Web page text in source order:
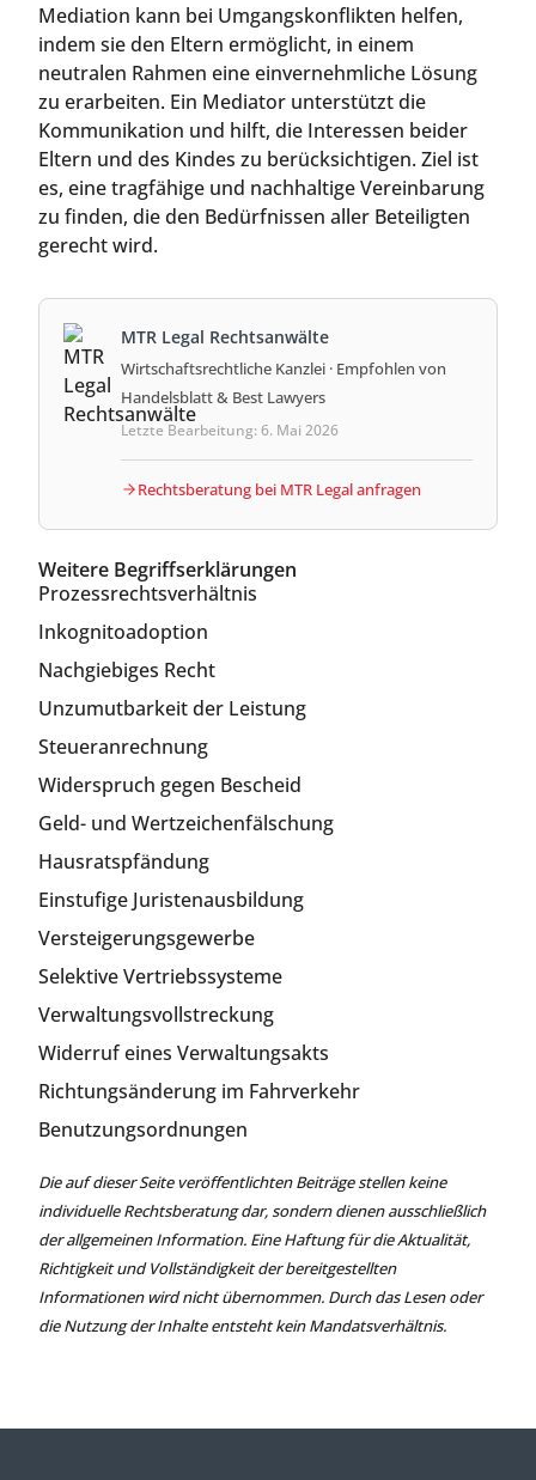
Mediation kann bei Umgangskonflikten helfen,
indem sie den Eltern ermöglicht, in einem
neutralen Rahmen eine einvernehmliche Lösung
zu erarbeiten. Ein Mediator unterstützt die
Kommunikation und hilft, die Interessen beider
Eltern und des Kindes zu berücksichtigen. Ziel ist
es, eine tragfähige und nachhaltige Vereinbarung
zu finden, die den Bedürfnissen aller Beteiligten
gerecht wird.
MTR Legal Rechtsanwälte
Wirtschaftsrechtliche Kanzlei · Empfohlen von
Handelsblatt & Best Lawyers
Letzte Bearbeitung: 6. Mai 2026
Rechtsberatung bei MTR Legal anfragen
Weitere Begriffserklärungen
Prozessrechtsverhältnis
Inkognitoadoption
Nachgiebiges Recht
Unzumutbarkeit der Leistung
Steueranrechnung
Widerspruch gegen Bescheid
Geld- und Wertzeichenfälschung
Hausratspfändung
Einstufige Juristenausbildung
Versteigerungsgewerbe
Selektive Vertriebssysteme
Verwaltungsvollstreckung
Widerruf eines Verwaltungsakts
Richtungsänderung im Fahrverkehr
Benutzungsordnungen
Die auf dieser Seite veröffentlichten Beiträge stellen keine
individuelle Rechtsberatung dar, sondern dienen ausschließlich
der allgemeinen Information. Eine Haftung für die Aktualität,
Richtigkeit und Vollständigkeit der bereitgestellten
Informationen wird nicht übernommen. Durch das Lesen oder
die Nutzung der Inhalte entsteht kein Mandatsverhältnis.